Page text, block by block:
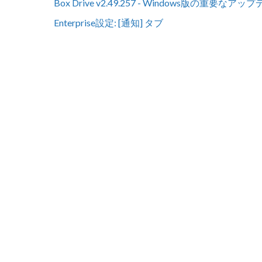
Box Drive v2.49.257 - Windows版の重要なアップ
Enterprise設定: [通知] タブ